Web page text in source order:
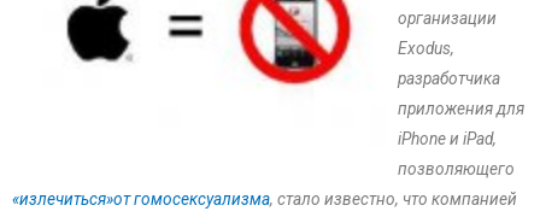
организации
Exodus,
разработчика
приложения для
iPhone и iPad,
позволяющего
«излечиться»от гомосексуализма, стало известно, что компанией